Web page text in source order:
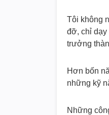
Tôi không
đỡ, chỉ dạy
trưởng
Hơn bốn
những kỹ
Những